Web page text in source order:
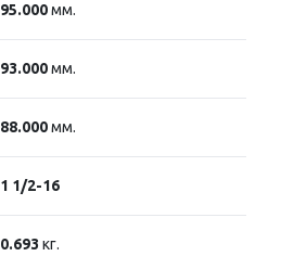
95.000мм.
93.000мм.
88.000мм.
1 1/2-16
0.693 кг.